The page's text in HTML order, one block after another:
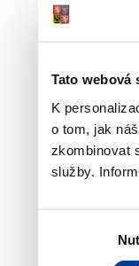
Tato webová
K
o tom, jak
zkombinovat
služby.